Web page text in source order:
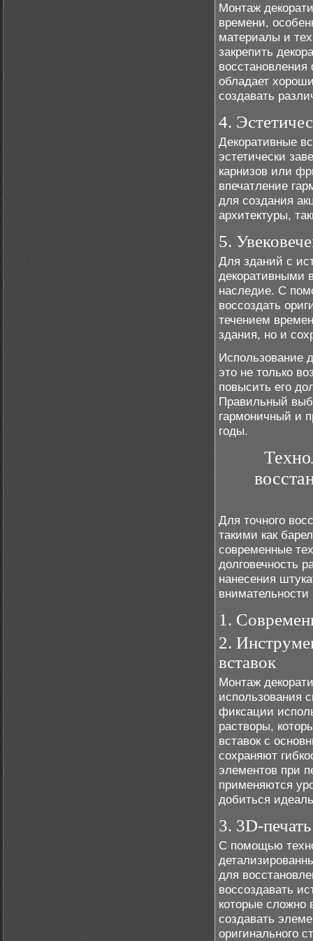
Монтаж
времени,
материалы и
закрепить
обладает
создавать
4.
Декоративные
эстетически
карнизов или
впечатление
для создания
архитектуры,
5.
Для зданий с
декоративными
наследие. С
воссоздать
течением
здания, но и
Использование
это не только
повысить его
Правильный
гармоничный и
годы.
Для точного
такими как
современные
долговечность
нанесения
1.
2.
вставок
Монтаж
использования
фиксации
растворы,
вставок с
сохраняют
элементов при
применяются
добиться
3. 3D-
С помощью
для
воссоздавать
которые сложно
создавать
оригинального